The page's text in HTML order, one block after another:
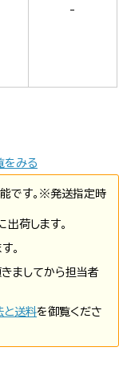
-
をみる
です。※発送指定時
荷します。
。
ましてから担当者
と送料を御覧くださ